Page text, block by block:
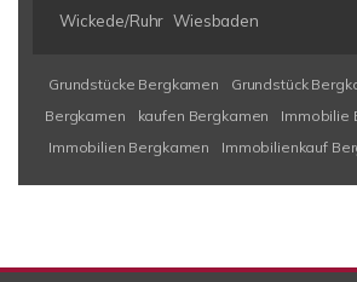
Wickede/Ruhr Wiesbaden
Grundstücke Bergkamen Grundstück
Bergkamen
kaufen Bergkamen
Immobilie
Immobilien Bergkamen
Immobilienkauf